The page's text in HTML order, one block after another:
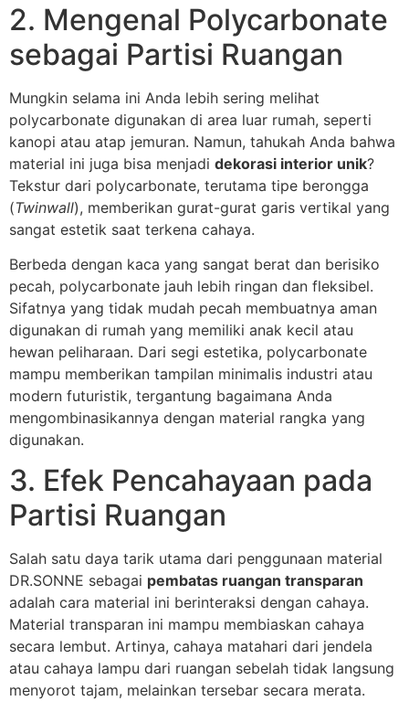
2. Mengenal Polycarbonate
sebagai Partisi Ruangan
Mungkin selama ini Anda lebih sering melihat
polycarbonate digunakan di area luar rumah, seperti
kanopi atau atap jemuran. Namun, tahukah Anda bahwa
material ini juga bisa menjadi dekorasi interior unik?
Tekstur dari polycarbonate, terutama tipe berongga
(Twinwall), memberikan gurat-gurat garis vertikal yang
sangat estetik saat terkena cahaya.
Berbeda dengan kaca yang sangat berat dan berisiko
pecah, polycarbonate jauh lebih ringan dan fleksibel.
Sifatnya yang tidak mudah pecah membuatnya aman
digunakan di rumah yang memiliki anak kecil atau
hewan peliharaan. Dari segi estetika, polycarbonate
mampu memberikan tampilan minimalis industri atau
modern futuristik, tergantung bagaimana Anda
mengombinasikannya dengan material rangka yang
digunakan.
3. Efek Pencahayaan pada
Partisi Ruangan
Salah satu daya tarik utama dari penggunaan material
DR.SONNE sebagai pembatas ruangan transparan
adalah cara material ini berinteraksi dengan cahaya.
Material transparan ini mampu membiaskan cahaya
secara lembut. Artinya, cahaya matahari dari jendela
atau cahaya lampu dari ruangan sebelah tidak langsung
menyorot tajam, melainkan tersebar secara merata.